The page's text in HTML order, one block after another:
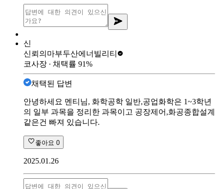
신
신뢰의마부두산에너빌리티
코사장 ∙ 채택률 91%
채택된 답변
안녕하세요 멘티님, 화학공학 일반,공업화학은 1~3학년
의 일부 과목을 정리한 과목이고 공장제어,화공종합설계
같은건 빠져 있습니다.
좋아요 0
2025.01.26